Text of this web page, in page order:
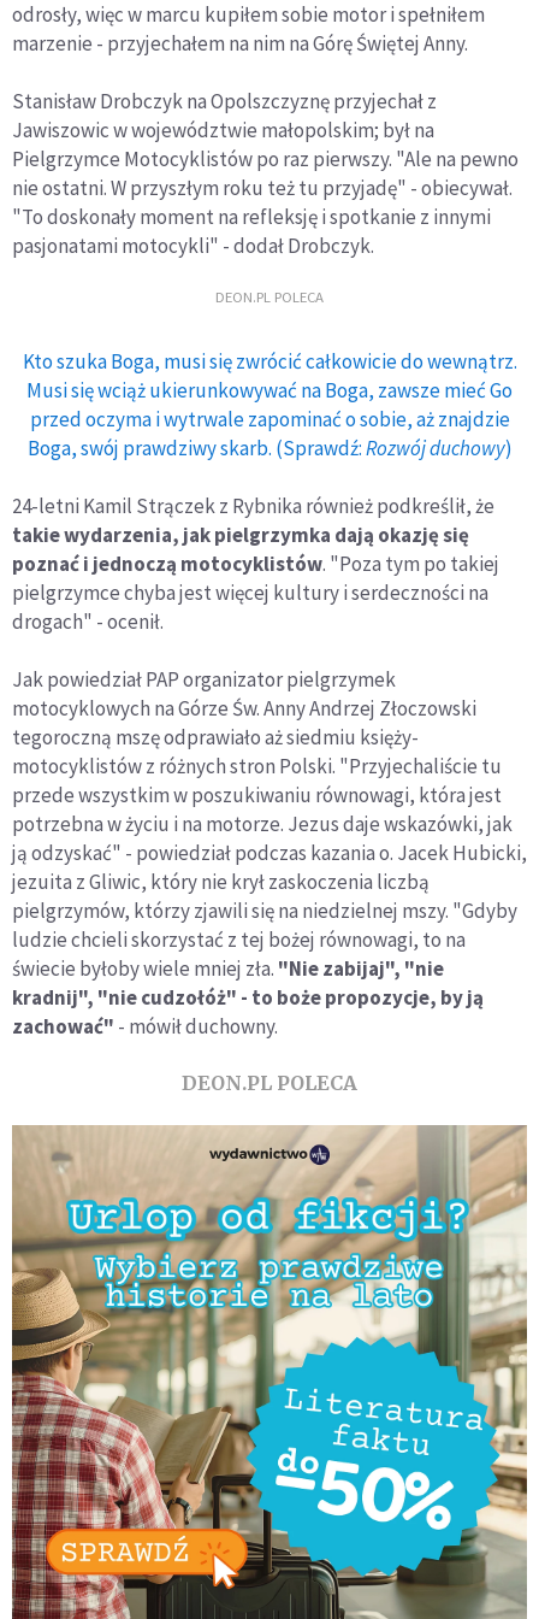
odrosły, więc w marcu kupiłem sobie motor i spełniłem
marzenie - przyjechałem na nim na Górę Świętej Anny.
Stanisław Drobczyk na Opolszczyznę przyjechał z
Jawiszowic w województwie małopolskim; był na
Pielgrzymce Motocyklistów po raz pierwszy. "Ale na pewno
nie ostatni. W przyszłym roku też tu przyjadę" - obiecywał.
"To doskonały moment na refleksję i spotkanie z innymi
pasjonatami motocykli" - dodał Drobczyk.
DEON.PL POLECA
Kto szuka Boga, musi się zwrócić całkowicie do wewnątrz.
Musi się wciąż ukierunkowywać na Boga, zawsze mieć Go
przed oczyma i wytrwale zapominać o sobie, aż znajdzie
Boga, swój prawdziwy skarb. (Sprawdź:Rozwój duchowy)
24-letni Kamil Strączek z Rybnika również podkreślił, że
takie wydarzenia, jak pielgrzymka dają okazję się
poznać i jednoczą motocyklistów. "Poza tym po takiej
pielgrzymce chyba jest więcej kultury i serdeczności na
drogach" - ocenił.
Jak powiedział PAP organizator pielgrzymek
motocyklowych na Górze Św. Anny Andrzej Złoczowski
tegoroczną mszę odprawiało aż siedmiu księży-
motocyklistów z różnych stron Polski. "Przyjechaliście tu
przede wszystkim w poszukiwaniu równowagi, która jest
potrzebna w życiu i na motorze. Jezus daje wskazówki, jak
ją odzyskać" - powiedział podczas kazania o. Jacek Hubicki,
jezuita z Gliwic, który nie krył zaskoczenia liczbą
pielgrzymów, którzy zjawili się na niedzielnej mszy. "Gdyby
ludzie chcieli skorzystać z tej bożej równowagi, to na
świecie byłoby wiele mniej zła. "Nie zabijaj", "nie
kradnij", "nie cudzołóż" - to boże propozycje, by ją
zachować" - mówił duchowny.
DEON.PL POLECA